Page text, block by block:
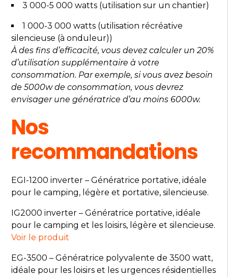
3 000-5 000 watts (utilisation sur un chantier)
1 000-3 000 watts (utilisation récréative
silencieuse (à onduleur))
À des fins d’efficacité, vous devez calculer un 20%
d’utilisation supplémentaire à votre
consommation. Par exemple, si vous avez besoin
de 5000w de consommation, vous devrez
envisager une génératrice d’au moins 6000w.
Nos
recommandations
EGI-1200 inverter – Génératrice portative, idéale
pour le camping, légère et portative, silencieuse.
IG2000 inverter – Génératrice portative, idéale
pour le camping et les loisirs, légère et silencieuse.
Voir le produit
EG-3500 – Génératrice polyvalente de 3500 watt,
idéale pour les loisirs et les urgences résidentielles